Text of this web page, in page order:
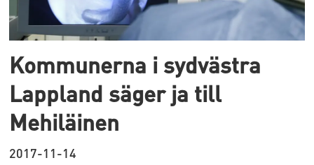
Kommunerna i sydvästra
Lappland säger ja till
Mehiläinen
2017-11-14